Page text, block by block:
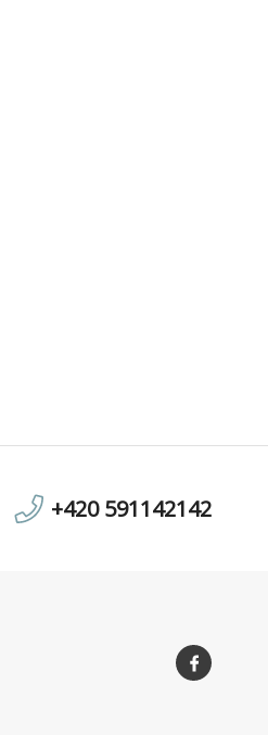
+420 591142142